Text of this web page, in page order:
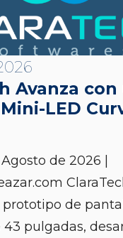
Avanza con
LED
de 2026 |
de
43 pulgadas,